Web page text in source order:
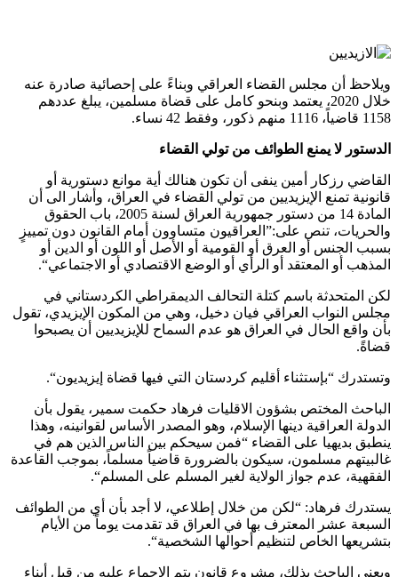
ويلاحظ أن مجلس القضاء العراقي وبناءً على إحصائية صادرة عنه
خلال 2020، يعتمد وبنحو كامل على قضاة مسلمين، يبلغ عددهم
1158 قاضياً، 1116 منهم ذكور، وفقط 42 نساء.
الدستور لا يمنع الطوائف من تولي القضاء
القاضي رزكار أمين ينفى أن تكون هنالك أية موانع دستورية أو
قانونية تمنع الإيزيديين من تولي القضاء في العراق، وأشار الى أن
المادة 14 من دستور جمهورية العراق لسنة 2005، باب الحقوق
والحريات، تنص على:”العراقيون متساوون أمام القانون دون تمييزٍ
بسبب الجنس أو العرق أو القومية أو الأصل أو اللون أو الدين أو
المذهب أو المعتقد أو الرأي أو الوضع الاقتصادي أو الاجتماعي“.
لكن المتحدثة باسم كتلة التحالف الديمقراطي الكردستاني في
مجلس النواب العراقي فيان دخيل، وهي من المكون الإيزيدي، تقول
بأن واقع الحال في العراق هو عدم السماح للإيزيديين أن يصبحوا
قضاةً.
وتستدرك “بإستثناء أقليم كردستان التي فيها قضاة إيزيديون“.
الباحث المختص بشؤون الاقليات فرهاد حكمت سمير، يقول بأن
الدولة العراقية دينها الإسلام، وهو المصدر الأساس لقوانينه، وهذا
ينطبق بديهيا على القضاء “فمن سيحكم بين الناس الذين هم في
غالبيتهم مسلمون، سيكون بالضرورة قاضياً مسلماً، بموجب القاعدة
الفقهية، عدم جواز الولاية لغير المسلم على المسلم“.
يستدرك فرهاد: “لكن من خلال إطلاعي، لا أجد بأن أي من الطوائف
السبعة عشر المعترف بها في العراق قد تقدمت يوماً من الأيام
بتشريعها الخاص لتنظيم أحوالها الشخصية“.
ويعني الباحث بذلك، مشروع قانون يتم الإجماع عليه من قبل أبناء